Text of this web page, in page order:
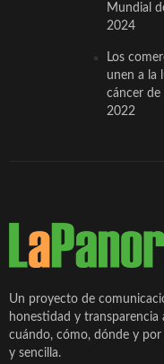
Mundial
2024
Los
unen a la
cáncer de
2022
Un proyecto de
honestidad y transparencia
cuándo, cómo, dónde y
y sencilla.